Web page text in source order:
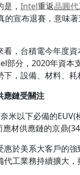
， Intel重返晶圓
的宣布退賽，意味
看，台積電今年度
部分，2020年資本
下，設備、材料、耗
應鏈受關注
米以下必備的
材供應鏈的京鼎
惠於美系大客戶的
代工業務持續擴大